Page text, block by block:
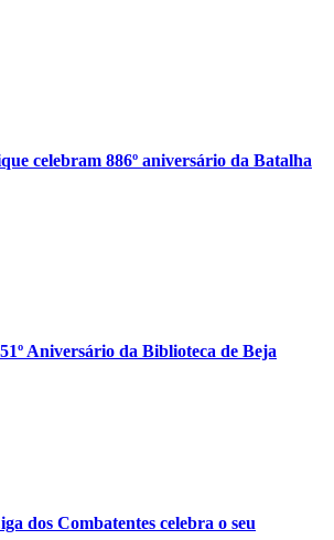
celebram 886º aniversário da Batalha
Aniversário da Biblioteca de Beja
dos Combatentes celebra o seu